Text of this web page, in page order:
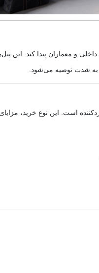
و معماران پیدا کند. این
به شدت توصیه می‌شود.
است. این نوع خرید،